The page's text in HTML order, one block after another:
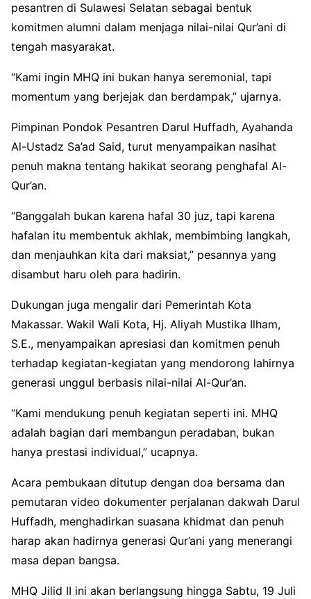
pesantren di Sulawesi Selatan sebagai bentuk
komitmen alumni dalam menjaga nilai-nilai Qur’ani di
tengah masyarakat.
“Kami ingin MHQ ini bukan hanya seremonial, tapi
momentum yang berjejak dan berdampak,” ujarnya.
Pimpinan Pondok Pesantren Darul Huffadh, Ayahanda
Al-Ustadz Sa’ad Said, turut menyampaikan nasihat
penuh makna tentang hakikat seorang penghafal Al-
Qur’an.
“Banggalah bukan karena hafal 30 juz, tapi karena
hafalan itu membentuk akhlak, membimbing langkah,
dan menjauhkan kita dari maksiat,” pesannya yang
disambut haru oleh para hadirin.
Dukungan juga mengalir dari Pemerintah Kota
Makassar. Wakil Wali Kota, Hj. Aliyah Mustika Ilham,
S.E., menyampaikan apresiasi dan komitmen penuh
terhadap kegiatan-kegiatan yang mendorong lahirnya
generasi unggul berbasis nilai-nilai Al-Qur’an.
“Kami mendukung penuh kegiatan seperti ini. MHQ
adalah bagian dari membangun peradaban, bukan
hanya prestasi individual,” ucapnya.
Acara pembukaan ditutup dengan doa bersama dan
pemutaran video dokumenter perjalanan dakwah Darul
Huffadh, menghadirkan suasana khidmat dan penuh
harap akan hadirnya generasi Qur’ani yang menerangi
masa depan bangsa.
MHQ Jilid II ini akan berlangsung hingga Sabtu, 19 Juli